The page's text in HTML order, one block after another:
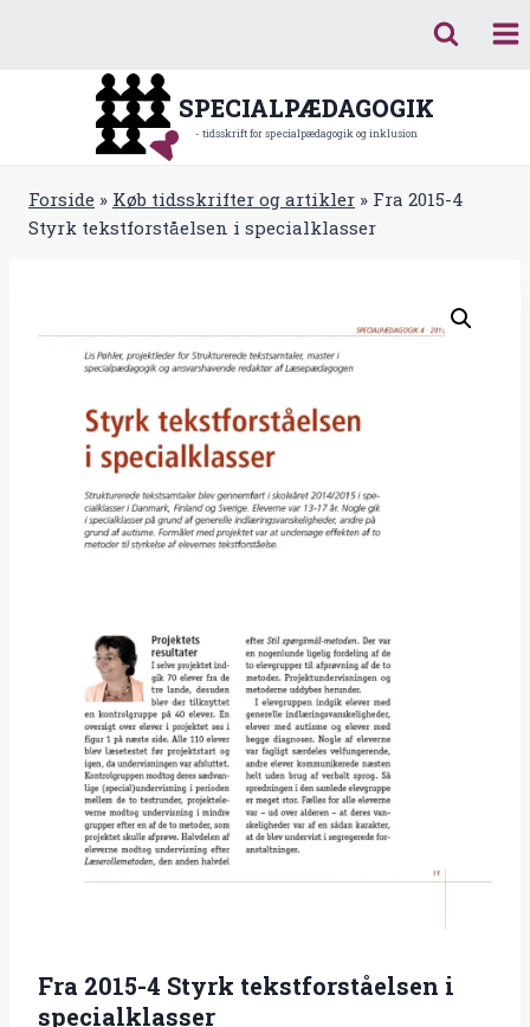
SPECIALPÆDAGOGIK
- tidsskrift for specialpædagogik og inklusion
Forside » Køb tidsskrifter og artikler » Fra 2015-4
Styrk tekstforståelsen i specialklasser
Fra 2015-4 Styrk tekstforståelsen i
specialklasser